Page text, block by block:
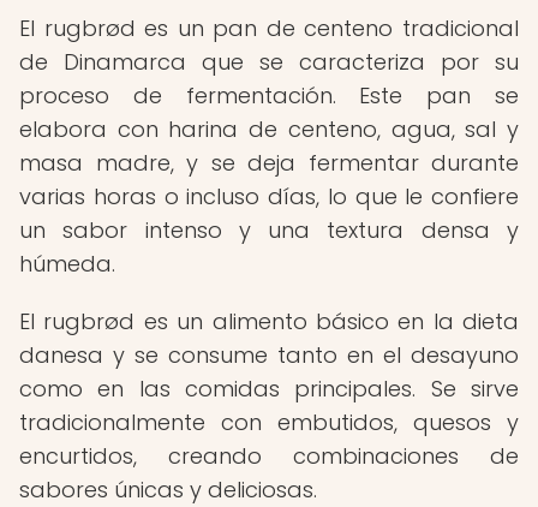
El rugbrød es un pan de centeno tradicional
de Dinamarca que se caracteriza por su
proceso de fermentación. Este pan se
elabora con harina de centeno, agua, sal y
masa madre, y se deja fermentar durante
varias horas o incluso días, lo que le confiere
un sabor intenso y una textura densa y
húmeda.
El rugbrød es un alimento básico en la dieta
danesa y se consume tanto en el desayuno
como en las comidas principales. Se sirve
tradicionalmente con embutidos, quesos y
encurtidos, creando combinaciones de
sabores únicas y deliciosas.